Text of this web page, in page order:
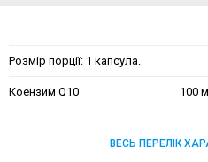
Розмір порції: 1 капсула.
Коензим Q10 100
ВЕСЬ ПЕРЕЛІК